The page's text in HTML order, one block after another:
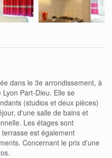
dans le 3e arrondissement, à
Part-Dieu. Elle se
(studios et deux pièces)
d'une salle de bains et
Les étages sont
est également
Concernant le prix d'une